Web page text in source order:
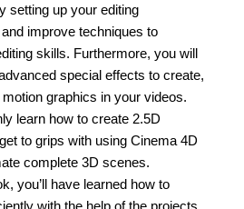
setting up your editing
improve techniques to
skills. Furthermore, you will
special effects to create,
graphics in your videos.
learn how to create 2.5D
to grips with using Cinema 4D
complete 3D scenes.
you’ll have learned how to
with the help of the projects